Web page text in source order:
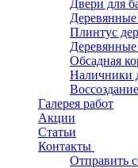
Двери для
Плинтус
Обсадная
Наличники
Галерея работ
Акции
Статьи
Контакты
Отправить